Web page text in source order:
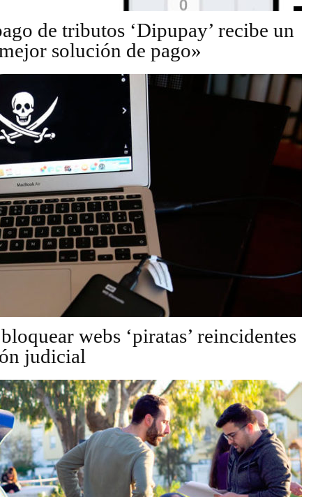
de tributos ‘Dipupay’ recibe un
solución de pago»
webs ‘piratas’ reincidentes
judicial